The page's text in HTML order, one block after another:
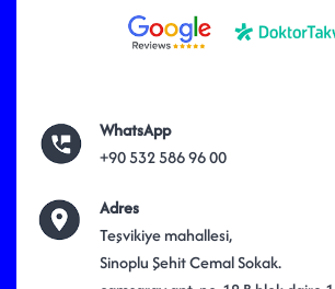
WhatsApp
+90 532 586 96 00
Adres
Teşvikiye mahallesi,
Sinoplu Şehit Cemal Sokak.